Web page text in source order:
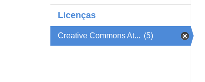
Licenças
Creative Commons At... (5)